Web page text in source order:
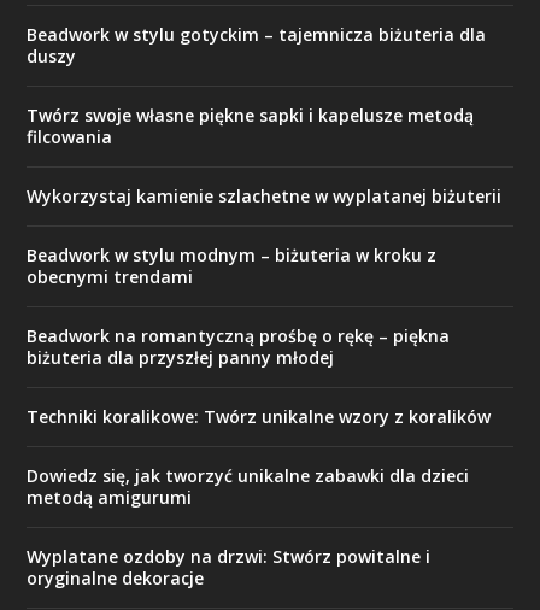
Beadwork w stylu gotyckim – tajemnicza biżuteria dla
duszy
Twórz swoje własne piękne sapki i kapelusze metodą
filcowania
Wykorzystaj kamienie szlachetne w wyplatanej biżuterii
Beadwork w stylu modnym – biżuteria w kroku z
obecnymi trendami
Beadwork na romantyczną prośbę o rękę – piękna
biżuteria dla przyszłej panny młodej
Techniki koralikowe: Twórz unikalne wzory z koralików
Dowiedz się, jak tworzyć unikalne zabawki dla dzieci
metodą amigurumi
Wyplatane ozdoby na drzwi: Stwórz powitalne i
oryginalne dekoracje